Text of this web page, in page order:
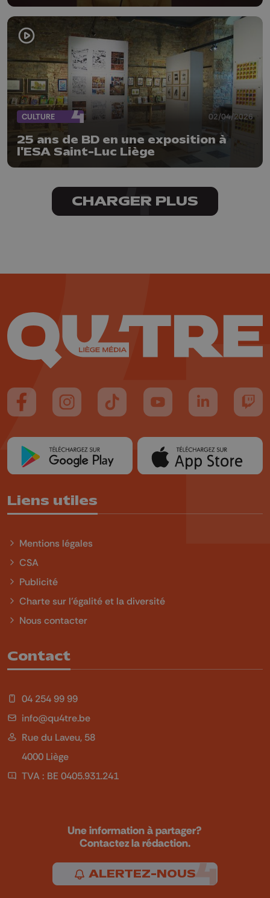
CULTURE 02/04/2026
25 ans de BD en une exposition à
l'ESA Saint-Luc Liège
CHARGER PLUS
Suivez-nous sur FaceBook
Suivez-nous sur Instagram
Suivez-nous sur TikTok
Suivez-nous sur YouTube
Suivez-nous
Liens utiles
Mentions légales
CSA
Publicité
Charte sur l'égalité et la diversité
Nous contacter
Contact
04 254 99 99
info@qu4tre.be
Rue du Laveu, 58
4000 Liège
TVA : BE 0405.931.241
Une information à partager?
Contactez la rédaction.
ALERTEZ-NOUS